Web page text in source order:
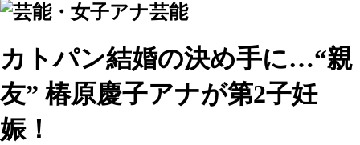
芸能
カトパン結婚の決め手に…“親
友” 椿原慶子アナが第2子妊
娠！